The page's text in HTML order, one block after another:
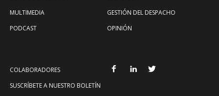
MULTIMEDIA
PODCAST
GESTIÓN DEL DESPACHO
OPINIÓN
COLABORADORES
SUSCRÍBETE A NUESTRO BOLETÍN